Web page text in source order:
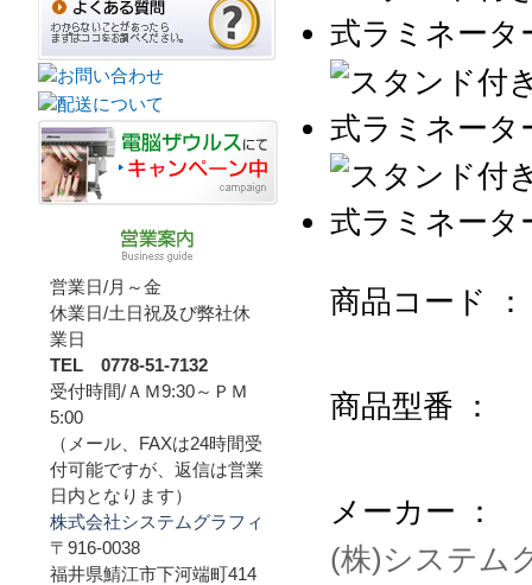
商品コード ：
商品型番 ：
メーカー ：
(株)システム
営業日/月～金
休業日/土日祝及び弊社休
業日
TEL 0778-51-7132
受付時間/ＡＭ9:30～ＰＭ
5:00
（メール、FAXは24時間受
付可能ですが、返信は営業
日内となります）
株式会社システムグラフィ
〒916-0038
福井県鯖江市下河端町414